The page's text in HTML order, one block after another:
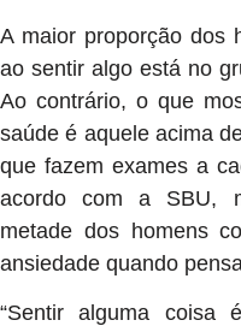
A maior proporção dos
ao sentir algo está no
Ao contrário, o que
saúde é aquele acima
que fazem exames a
acordo com a SBU,
metade dos homens
ansiedade quando
“Sentir alguma coisa